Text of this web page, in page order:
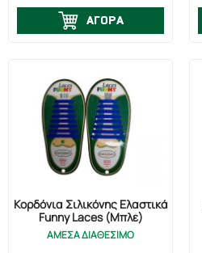
ΑΓΟΡΑ
Κορδόνια Σιλικόνης Ελαστικά
Funny Laces (Μπλέ)
ΑΜΕΣΑ ΔΙΑΘΕΣΙΜΟ